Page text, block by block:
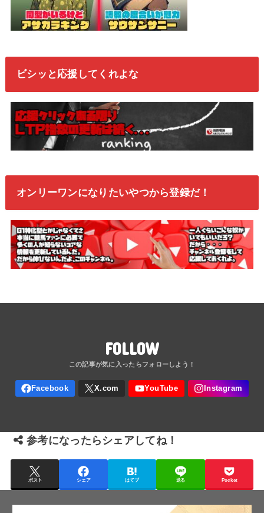
ビシッと応援してくれよな
オンリーワンになりたいやつから登録だ！
FOLLOW
参考になったらシェアしてね！
ポスト シェア はてブ 送る Pocket